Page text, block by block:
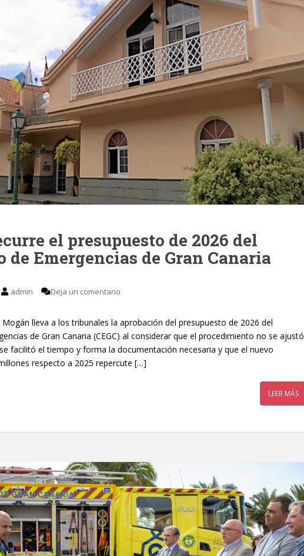
el presupuesto de 2026 del
de Emergencias de Gran Canaria
admin Deja un comentario
lleva a los tribunales la aprobación del presupuesto de 2026 del
de Gran Canaria (CEGC) al considerar que el procedimiento no se ajustó
facilitó el tiempo y forma la documentación necesaria y que el nuevo
respecto a 2025 repercute […]
LEER MÁS